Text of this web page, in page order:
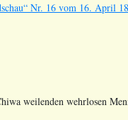
Nr. 16 vom 16. April
weilenden wehrlosen